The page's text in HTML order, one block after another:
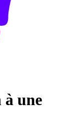
une